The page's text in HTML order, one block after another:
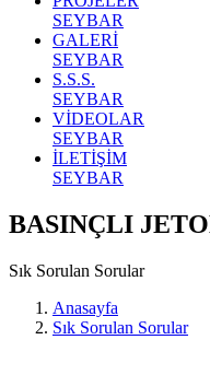
SEYBAR
GALERİ
SEYBAR
S.S.S.
SEYBAR
VİDEOLAR
SEYBAR
İLETİŞİM
SEYBAR
BASINÇLI
Sık Sorulan Sorular
Anasayfa
Sık Sorulan Sorular